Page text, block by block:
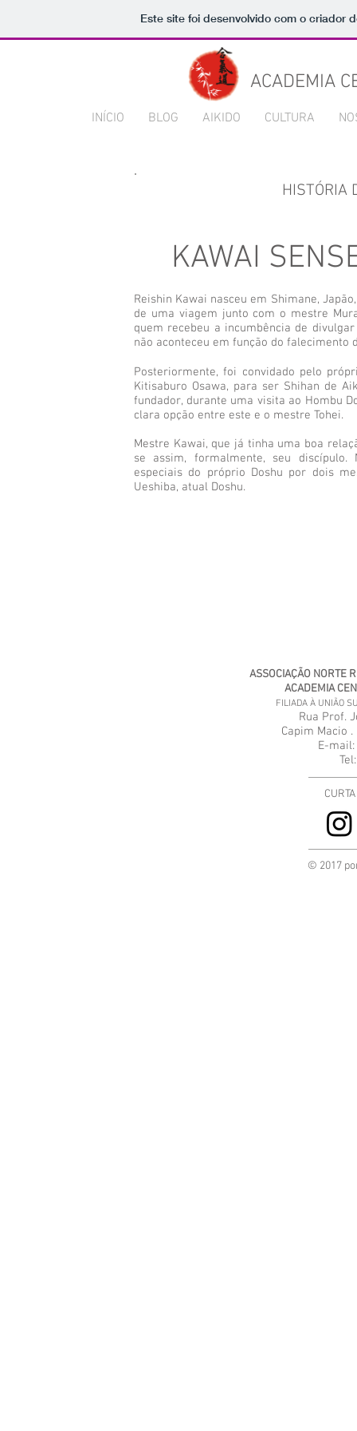
Este site foi desenvolvido com o criador
ACADEMIA
INÍCIO BLOG AIKIDO CULTURA
HISTÓRIA
KAWAI
Reishin Kawai nasceu em Shimane,
de uma viagem junto com o mestre
quem recebeu a incumbência de
não aconteceu em função do falecimento
Posteriormente, foi convidado pelo
Kitisaburo Osawa, para ser Shihan de
fundador, durante uma visita ao Hombu
clara opção entre este e o mestre Tohei.
Mestre Kawai, que já tinha uma boa
se assim, formalmente, seu discípulo.
especiais do próprio Doshu por dois
Ueshiba, atual Doshu.
ASSOCIAÇÃO NORTE
ACADEMIA
FILIADA À UNIÃO
Rua Prof.
Capim Macio
E-
© 2017